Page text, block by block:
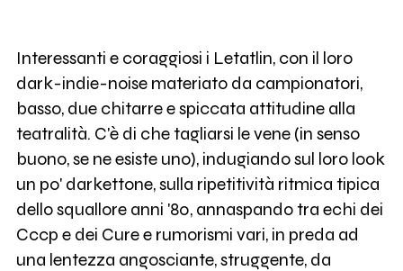
Interessanti e coraggiosi i Letatlin, con il loro
dark-indie-noise materiato da campionatori,
basso, due chitarre e spiccata attitudine alla
teatralità. C'è di che tagliarsi le vene (in senso
buono, se ne esiste uno), indugiando sul loro look
un po' darkettone, sulla ripetitività ritmica tipica
dello squallore anni '80, annaspando tra echi dei
Cccp e dei Cure e rumorismi vari, in preda ad
una lentezza angosciante, struggente, da